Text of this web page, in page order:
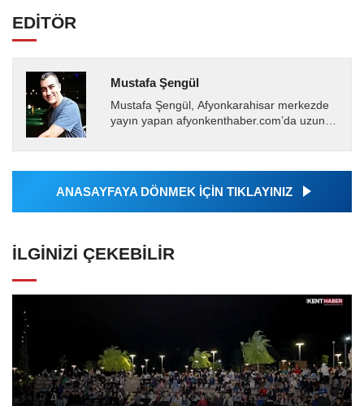
EDİTÖR
Mustafa Şengül
Mustafa Şengül, Afyonkarahisar merkezde
yayın yapan afyonkenthaber.com’da uzun
almakta, haber akışı...
ANASAYFAYA DÖNMEK İÇİN TIKLAYINIZ
İLGINIZI ÇEKEBILIR